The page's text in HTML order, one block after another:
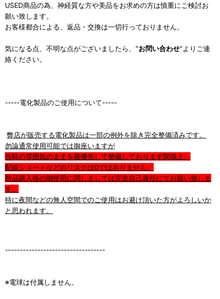
USED商品の為、神経質な方や美品をお求めの方は慎重にご検討お
願い致します。
お客様都合による、返品・交換は一切行っておりません。
気になる点、不明な点がございましたら、"お問い合わせ"よりご連
絡ください。
-----電化製品のご使用について-----
弊店が販売する電化製品は一部の例外を除き完全整備済みです。
勿論通常使用可能では御座いますが
当時の雰囲気のままを最優先して整備しております関係上、
配線ショートなどのリスクは0ではありません。
商品購入後の御使用に関しましては完全自己責任にてお願い致しま
す。
特に夜間などの無人空間でのご使用はお避け頂いた方がよろしいか
と思われます。
----------------------------------
※電球は付属しません。